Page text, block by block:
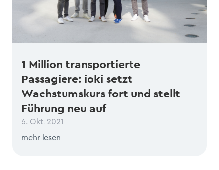
1 Million transportierte
Passagiere: ioki setzt
Wachstumskurs fort und stellt
Führung neu auf
6. Okt. 2021
mehr lesen